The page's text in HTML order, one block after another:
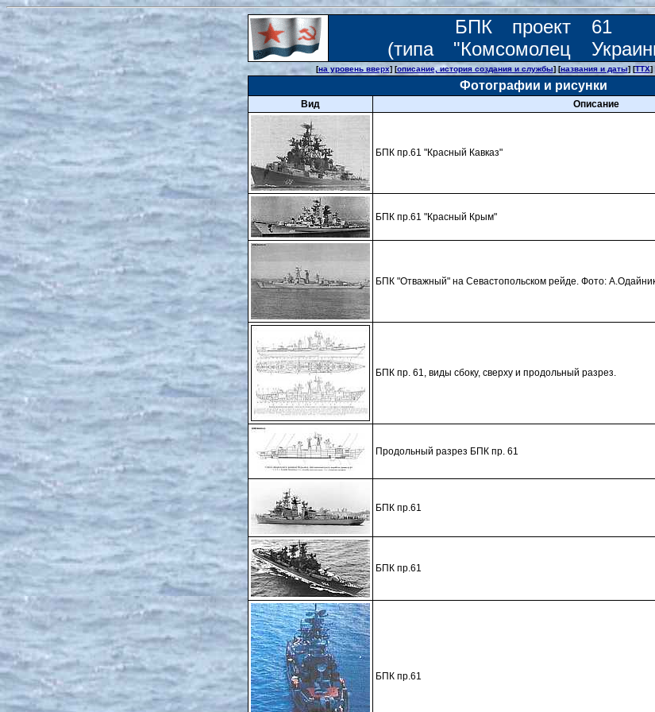
БПК проект 61
(типа "Комсомолец
[на уровень вверх] [описание, история создания и службы] [названия и даты] [ТТХ]
Фотографии и рисунки
Вид Описание
БПК пр.61 "Красный Кавказ"
БПК пр.61 "Красный Крым"
БПК "Отважный" на Севастопольском рейде. Фото:
БПК пр. 61, виды сбоку, сверху и продольный разрез.
Продольный разрез БПК пр. 61
БПК пр.61
БПК пр.61
БПК пр.61